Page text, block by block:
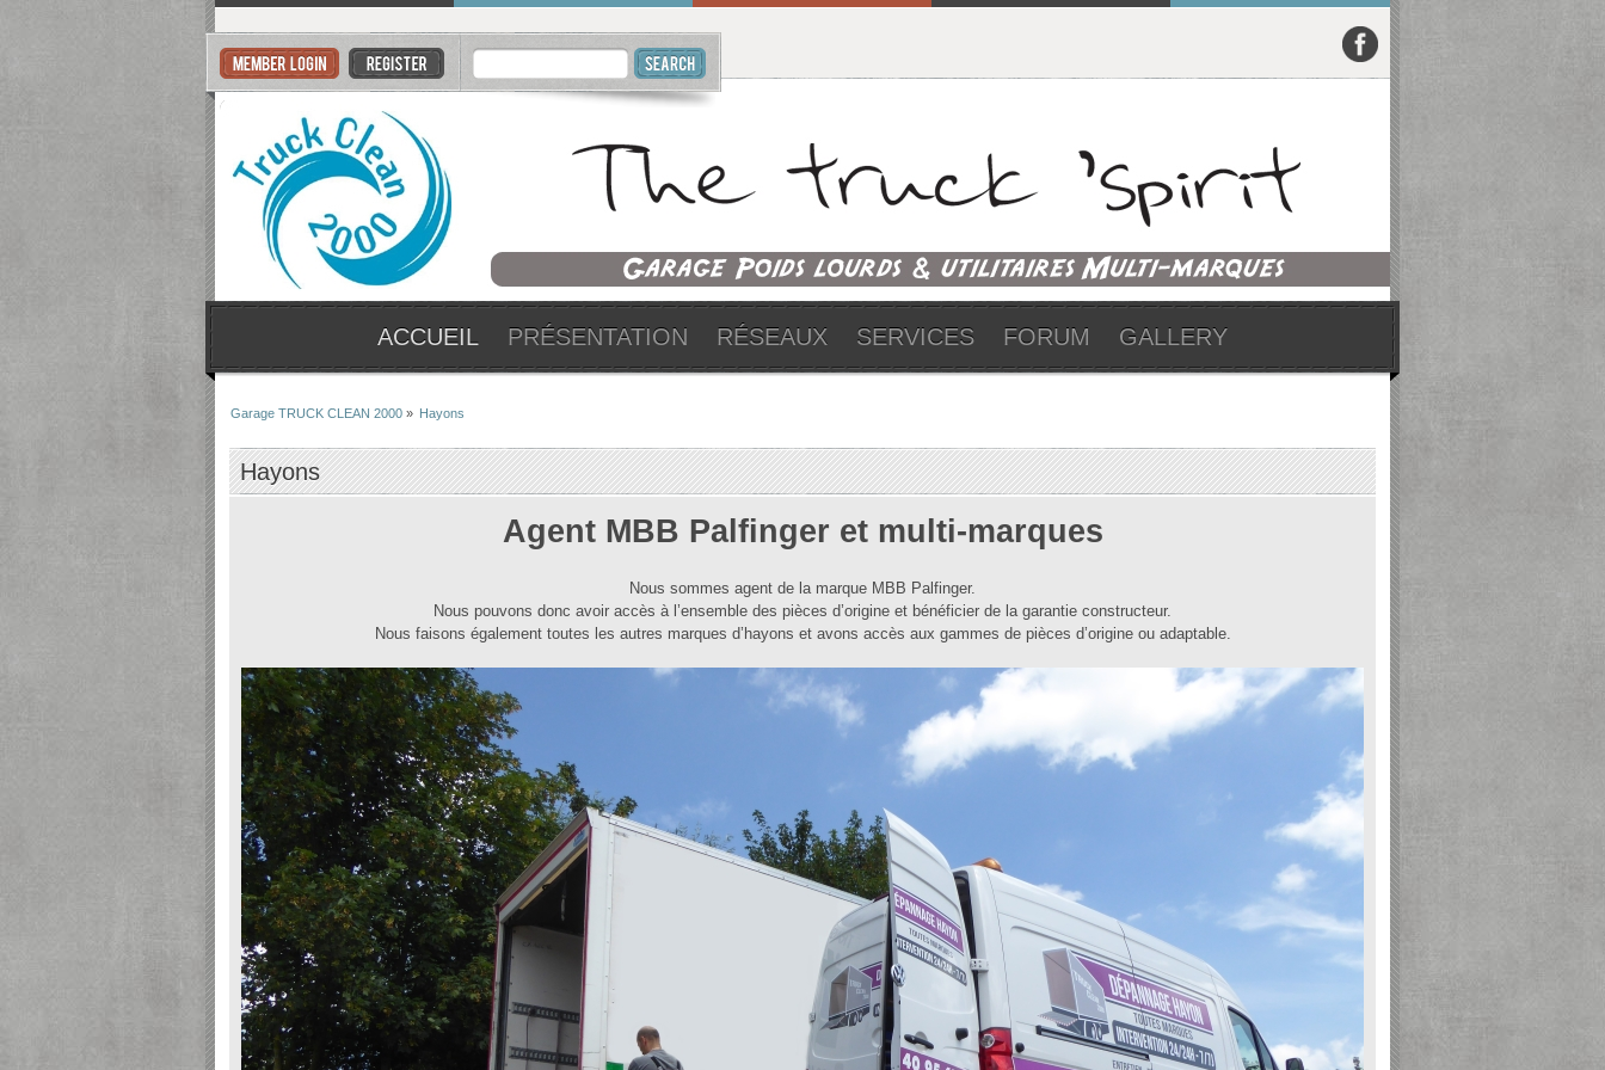
ACCUEIL PRÉSENTATION RÉSEAUX SERVICES FORUM GALLERY
Garage TRUCK CLEAN 2000» Hayons
Hayons
Agent MBB Palfinger et multi-marques
Nous sommes agent de la marque MBB Palfinger.
Nous pouvons donc avoir accès à l’ensemble des pièces d’origine et bénéficier de la garantie constructeur.
Nous faisons également toutes les autres marques d’hayons et avons accès aux gammes de pièces d’origine ou adaptable.